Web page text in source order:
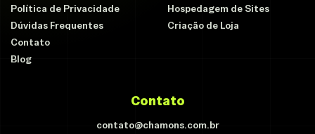
Política de Privacidade
Dúvidas Frequentes
Contato
Blog
Hospedagem de Sites
Criação de Loja
Contato
contato@chamons.com.br